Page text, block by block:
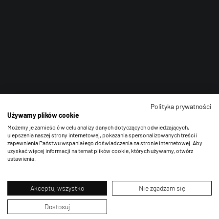
Polityka prywatności
Używamy plików cookie
Możemy je zamieścić w celu analizy danych dotyczących odwiedzających,
ulepszenia naszej strony internetowej, pokazania spersonalizowanych treści i
zapewnienia Państwu wspaniałego doświadczenia na stronie internetowej. Aby
uzyskać więcej informacji na temat plików cookie, których używamy, otwórz
ustawienia.
Akceptuj wszystko Nie zgadzam się
Dostosuj